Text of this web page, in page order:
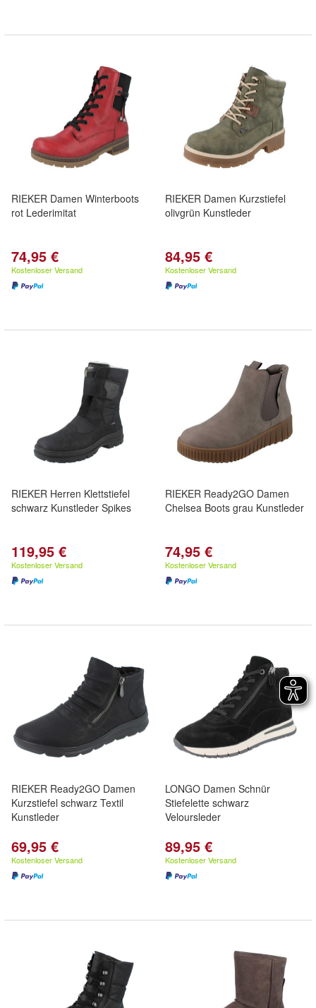
RIEKER Damen Winterboots
rot Lederimitat
74,95 €
Kostenloser Versand
RIEKER Damen Kurzstiefel
olivgrün Kunstleder
84,95 €
Kostenloser Versand
RIEKER Herren Klettstiefel
schwarz Kunstleder Spikes
119,95 €
Kostenloser Versand
RIEKER Ready2GO Damen
Chelsea Boots grau Kunstleder
74,95 €
Kostenloser Versand
RIEKER Ready2GO Damen
Kurzstiefel schwarz Textil
Kunstleder
69,95 €
Kostenloser Versand
LONGO Damen Schnür
Stiefelette schwarz
Veloursleder
89,95 €
Kostenloser Versand